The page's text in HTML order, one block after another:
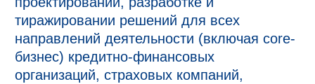
тиражировании решений для всех
направлений деятельности (включая core-
бизнес) кредитно-финансовых
организаций, страховых компаний,